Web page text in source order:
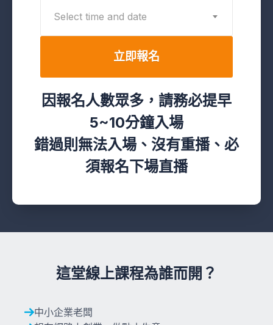
Select time and date
立即報名
因報名人數眾多，請務必提早
5~10分鐘入場
錯過則無法入場、沒有重播、必
須報名下場直播
這堂線上課程為誰而開？
中小企業老闆